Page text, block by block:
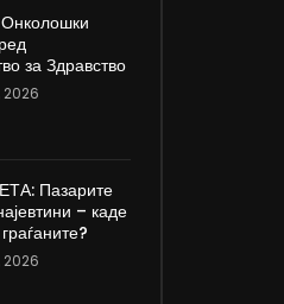
за Здравство
Пазарите
– каде